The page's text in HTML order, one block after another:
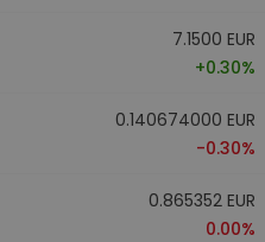
7.1500 EUR
+0.30%
0.140674000 EUR
-0.30%
0.865352 EUR
0.00%